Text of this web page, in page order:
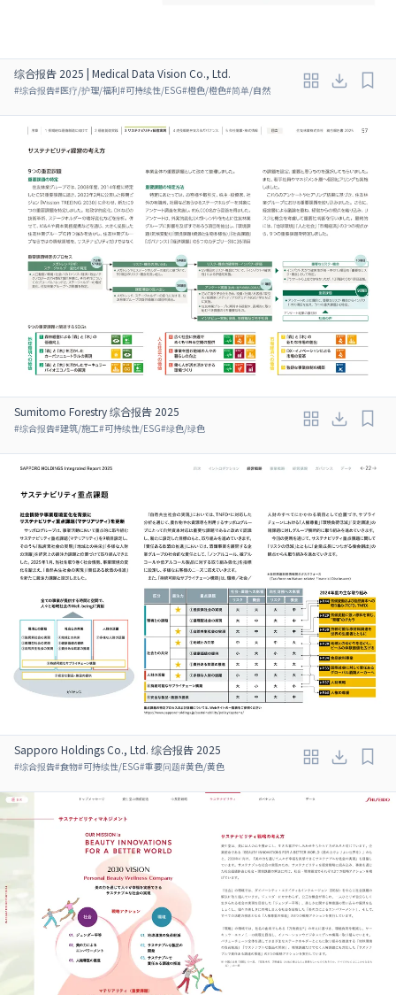
综合报告 2025 | Medical Data Vision Co., Ltd.
#综合报告#医疗/护理/福利#可持续性/ESG#橙色/橙色#简单/自然
Sumitomo Forestry 综合报告 2025
#综合报告#建筑/施工#可持续性/ESG#绿色/绿色
Sapporo Holdings Co., Ltd. 综合报告 2025
#综合报告#食物#可持续性/ESG#重要问题#黄色/黄色